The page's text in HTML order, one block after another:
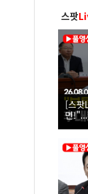
스팟
[스팟
면!"...
|
위